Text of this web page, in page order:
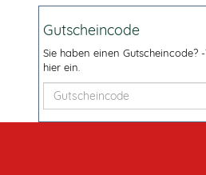
Gutscheincode
Sie haben einen Gutscheincode?
hier ein.